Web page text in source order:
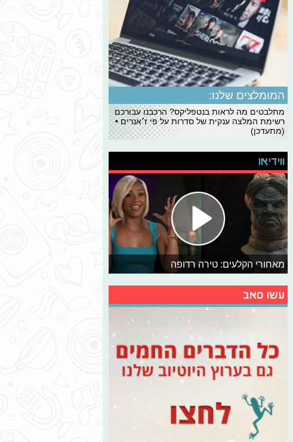
המומלצים שלנו:
מתלבטים מה לראות בנטפליקס? הרכבנו עבורכם
רשימת המלצה ענקית של סדרות על פי ז׳אנרים •
(מתעדכן)
ווידיאו
מאחורי הקלעים: טירה רדופה
עשו סאב